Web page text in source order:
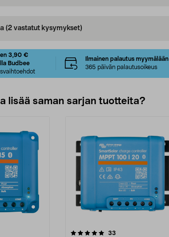
(2 vastatut kysymykset)
3,90 €
Budbee
Ilmainen palautus myymälään
365 päivän palautusoikeus
lisää saman sarjan tuotteita?
33
4.5viidestä